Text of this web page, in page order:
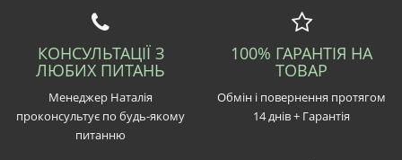
КОНСУЛЬТАЦІЇ З
ЛЮБИХ ПИТАНЬ
Менеджер Наталія
проконсультує по будь-якому
питанню
100% ГАРАНТІЯ НА
ТОВАР
Обмін і повернення протягом
14 днів + Гарантія